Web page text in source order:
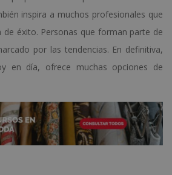
inspira a muchos profesionales que
de éxito. Personas que forman parte de
por las tendencias. En definitiva,
en día, ofrece muchas opciones de